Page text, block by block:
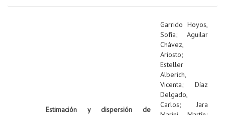
Estimación y dispersión de
Garrido Hoyos,
Sofía; Aguilar
Chávez,
Ariosto;
Esteller
Alberich,
Vicenta; Díaz
Delgado,
Carlos; Jara